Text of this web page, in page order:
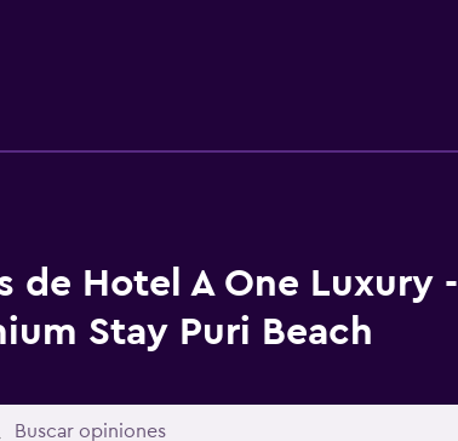
de Hotel A One Luxury -
Stay Puri Beach